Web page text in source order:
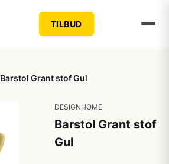
TILBUD
Barstol Grant stof Gul
DESIGNHOME
Barstol Grant stof
Gul